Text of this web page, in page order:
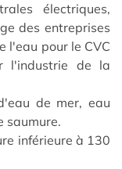
électriques,
des entreprises
l'eau pour le CVC
l'industrie de la
de mer, eau
saumure.
inférieure à 130